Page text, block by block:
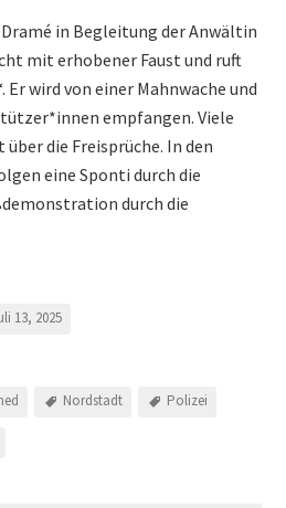
in Begleitung der Anwältin
mit erhobener Faust und ruft
Er wird von einer Mahnwache und
empfangen. Viele
die Freisprüche. In den
eine Sponti durch die
durch die
13, 2025
Nordstadt Polizei